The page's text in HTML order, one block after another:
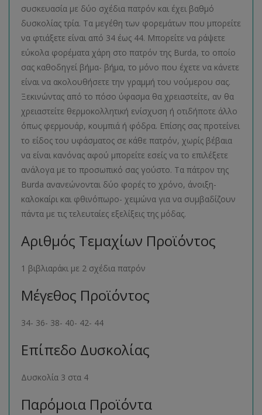
συσκευασία με δύο σχέδια πατρόν και έχει βαθμό
δυσκολίας τρία. Τα μεγέθη των φορεμάτων που μπορείτε
να φτιάξετε είναι από 34 έως 44. Μπορείτε να ράψετε
εύκολα φορέματα χάρη στο πατρόν της Burda, το οποίο
σας καθοδηγεί βήμα- βήμα, το μόνο που έχετε να κάνετε
είναι να ακολουθήσετε την γραμμή του νούμερου σας.
Ξεκινώντας από το πόσο ύφασμα θα χρειαστείτε, αν θα
χρειαστείτε θερμοκολλητική ενίσχυση ή οτιδήποτε άλλο
όπως φερμουάρ, κουμπιά ή φόδρα. Επίσης σας προτείνει
το είδος του υφάσματος σε κάθε πατρόν, χωρίς βέβαια
να είναι κανόνας αφού μπορείτε εσείς να το επιλέξετε
ανάλογα με το προσωπικό σας γούστο. Τα πάτρον της
Burda ανανεώνονται δύο φορές το χρόνο, άνοιξη-
καλοκαίρι και φθινόπωρο- χειμώνα για να συμβαδίζουν
πάντα με τις τελευταίες εξελίξεις της μόδας.
Αριθμός Τεμαχίων Προϊόντος
1 βιβλιαράκι με 2 σχέδια πατρόν
Μέγεθος Προϊόντος
34- 36- 38- 40- 42- 44
Επίπεδο Δυσκολίας
Δυσκολία 3 στα 4
Παρόμοια Προϊόντα